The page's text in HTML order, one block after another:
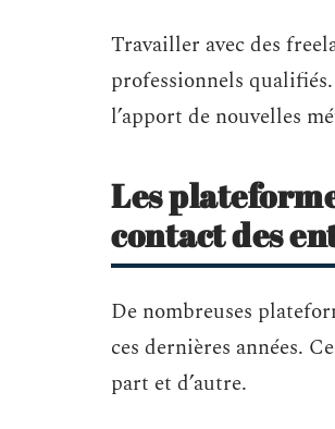
Travailler avec des
professionnels
l’apport de nouvelles
Les
contact des
De nombreuses
ces dernières années.
part et d’autre.